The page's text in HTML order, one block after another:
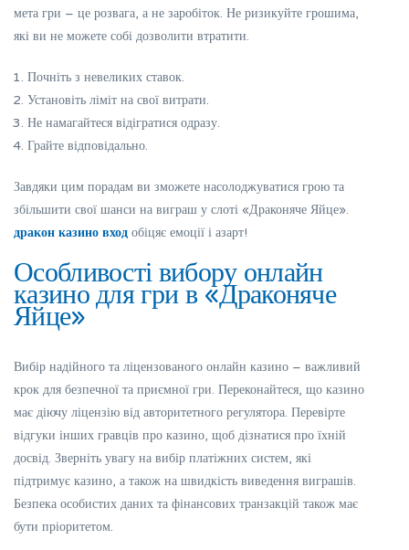
мета гри – це розвага, а не заробіток. Не ризикуйте грошима,
які ви не можете собі дозволити втратити.
Почніть з невеликих ставок.
Установіть ліміт на свої витрати.
Не намагайтеся відігратися одразу.
Грайте відповідально.
Завдяки цим порадам ви зможете насолоджуватися грою та
збільшити свої шанси на виграш у слоті «Драконяче Яйце».
дракон казино вход обіцяє емоції і азарт!
Особливості вибору онлайн
казино для гри в «Драконяче
Яйце»
Вибір надійного та ліцензованого онлайн казино – важливий
крок для безпечної та приємної гри. Переконайтеся, що казино
має діючу ліцензію від авторитетного регулятора. Перевірте
відгуки інших гравців про казино, щоб дізнатися про їхній
досвід. Зверніть увагу на вибір платіжних систем, які
підтримує казино, а також на швидкість виведення виграшів.
Безпека особистих даних та фінансових транзакцій також має
бути пріоритетом.